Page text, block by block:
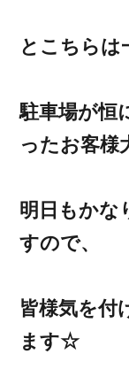
とこちらは
駐車場が恒
ったお客様
明日もかな
すので、
皆様気を付
ます☆